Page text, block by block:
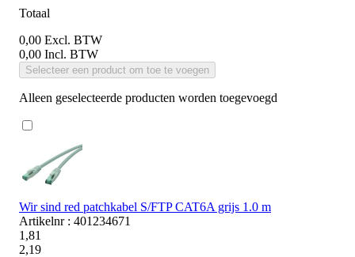
Totaal
0,00 Excl. BTW
0,00 Incl. BTW
Selecteer een product om toe te voegen
Alleen geselecteerde producten worden toegevoegd
Wir sind red patchkabel S/FTP CAT6A grijs 1.0 m
Artikelnr : 401234671
1,81
2,19